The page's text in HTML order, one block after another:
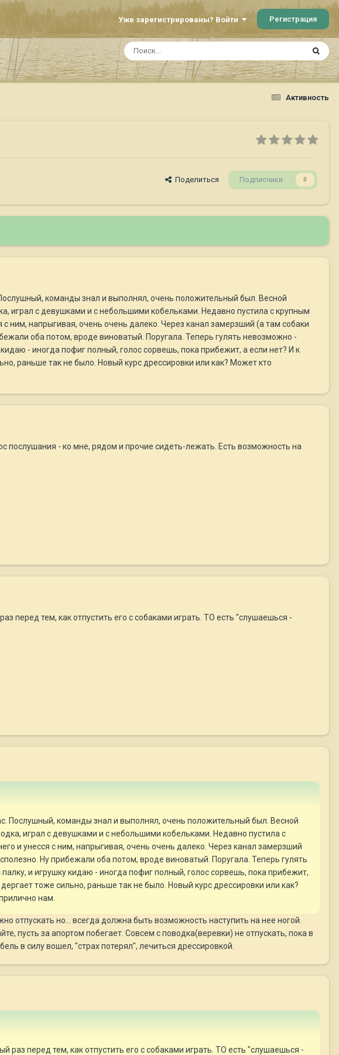
Уже зарегистрированы? Войти Регистрация
Активность
Поделиться Подписчики 0
команды знал и выполнял, очень положительный был. Весной
играл с девушками и с небольшими кобельками. Недавно пустила с крупным
ним, напрыгивая, очень очень далеко. Через канал замерзший (а там собаки
оба потом, вроде виноватый. Поругала. Теперь гулять невозможно -
- иногда пофиг полный, голос сорвешь, пока прибежит, а если нет? И к
раньше так не было. Новый курс дрессировки или как? Может кто
послушания - ко мне, рядом и прочие сидеть-лежать. Есть возможность на
перед тем, как отпустить его с собаками играть. ТО есть "слушаешься -
Послушный, команды знал и выполнял, очень положительный был. Весной
играл с девушками и с небольшими кобельками. Недавно пустила с
и унесся с ним, напрыгивая, очень очень далеко. Через канал замерзший
Ну прибежали оба потом, вроде виноватый. Поругала. Теперь гулять
и игрушку кидаю - иногда пофиг полный, голос сорвешь, пока прибежит,
тоже сильно, раньше так не было. Новый курс дрессировки или как?
нам.
отпускать но... всегда должна быть возможность наступить на нее ногой.
пусть за апортом побегает. Совсем с поводка(веревки) не отпускать, пока в
в силу вошел, "страх потерял", лечиться дрессировкой.
перед тем, как отпустить его с собаками играть. ТО есть "слушаешься -